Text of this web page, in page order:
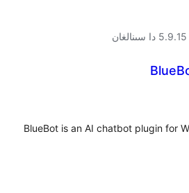
5.9.15 دا سىنالغان
BlueBot is an AI chatbot plugin for